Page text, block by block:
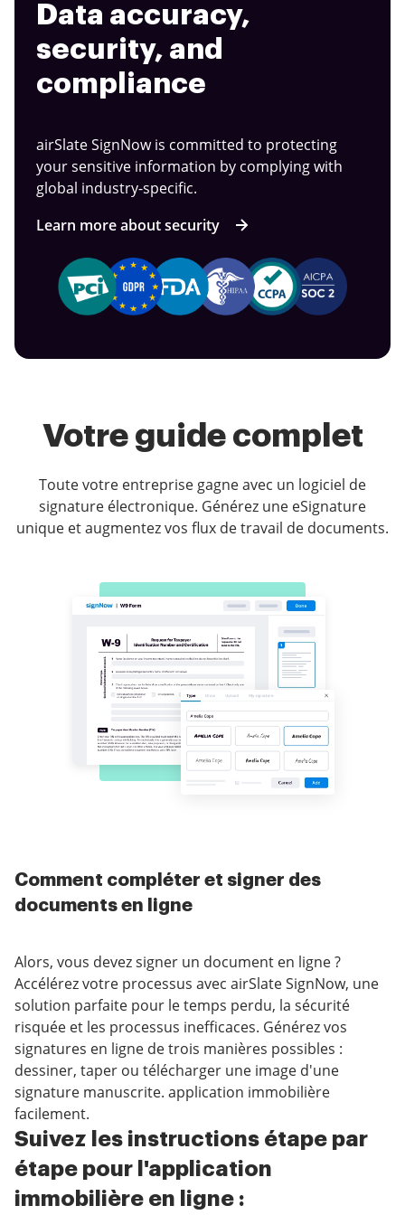
Data accuracy,
security, and
compliance
airSlate SignNow is committed to protecting
your sensitive information by complying with
global industry-specific.
Learn more about security
Votre guide complet
Toute votre entreprise gagne avec un logiciel de
signature électronique. Générez une eSignature
unique et augmentez vos flux de travail de documents.
Comment compléter et signer des
documents en ligne
Alors, vous devez signer un document en ligne ?
Accélérez votre processus avec airSlate SignNow, une
solution parfaite pour le temps perdu, la sécurité
risquée et les processus inefficaces. Générez vos
signatures en ligne de trois manières possibles :
dessiner, taper ou télécharger une image d'une
signature manuscrite. application immobilière
facilement.
Suivez les instructions étape par
étape pour l'application
immobilière en ligne :